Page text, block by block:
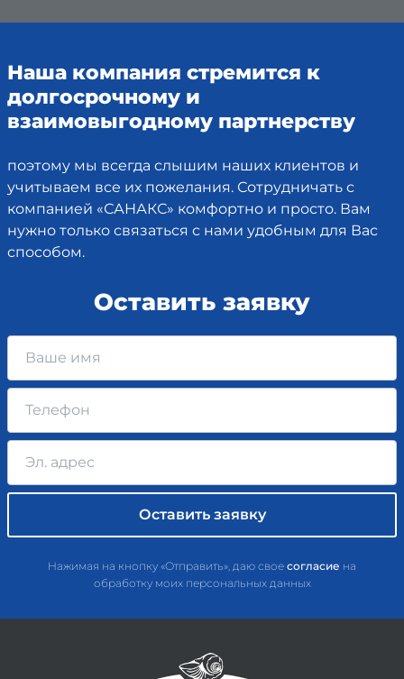
Наша компания стремится к
долгосрочному и
взаимовыгодному партнерству
поэтому мы всегда слышим наших клиентов и
учитываем все их пожелания. Сотрудничать с
компанией «САНАКС» комфортно и просто. Вам
нужно только связаться с нами удобным для Вас
способом.
Оставить заявку
Нажимая на кнопку «Отправить», даю свое согласие на
обработку моих персональных данных